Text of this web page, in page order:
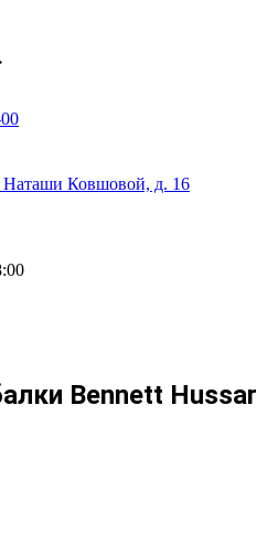
Наташи Ковшовой, д. 16
Bennett Hussar